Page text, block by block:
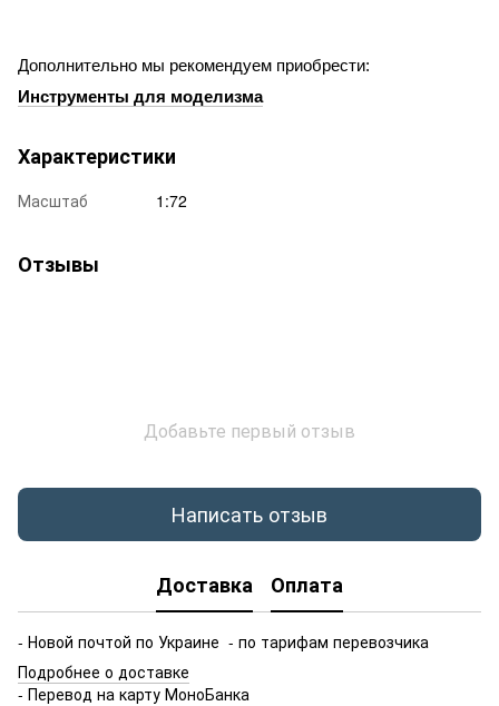
Дополнительно мы рекомендуем приобрести:
Инструменты для моделизма
Характеристики
Масштаб 1:72
Отзывы
Добавьте первый отзыв
Написать отзыв
Доставка Оплата
- Новой почтой по Украине - по тарифам перевозчика
Подробнее о доставке
- Перевод на карту МоноБанка